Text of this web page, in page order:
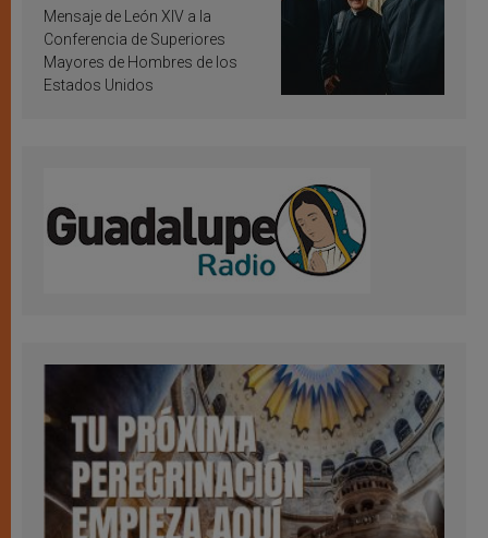
inspiración y santificación
Mensaje de León XIV a la
Conferencia de Superiores
Mayores de Hombres de los
Estados Unidos